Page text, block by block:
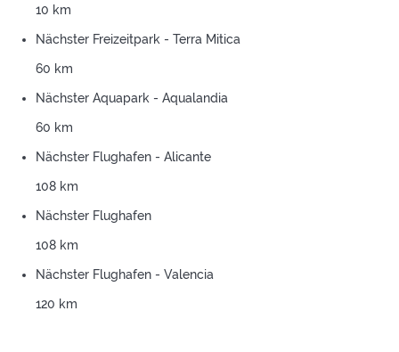
10 km
Nächster Freizeitpark - Terra Mitica
60 km
Nächster Aquapark - Aqualandia
60 km
Nächster Flughafen - Alicante
108 km
Nächster Flughafen
108 km
Nächster Flughafen - Valencia
120 km